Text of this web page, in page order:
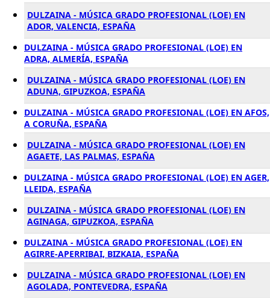
DULZAINA - MÚSICA GRADO PROFESIONAL (LOE) EN
ADOR, VALENCIA, ESPAÑA
DULZAINA - MÚSICA GRADO PROFESIONAL (LOE) EN
ADRA, ALMERÍA, ESPAÑA
DULZAINA - MÚSICA GRADO PROFESIONAL (LOE) EN
ADUNA, GIPUZKOA, ESPAÑA
DULZAINA - MÚSICA GRADO PROFESIONAL (LOE) EN AFOS,
A CORUÑA, ESPAÑA
DULZAINA - MÚSICA GRADO PROFESIONAL (LOE) EN
AGAETE, LAS PALMAS, ESPAÑA
DULZAINA - MÚSICA GRADO PROFESIONAL (LOE) EN AGER,
LLEIDA, ESPAÑA
DULZAINA - MÚSICA GRADO PROFESIONAL (LOE) EN
AGINAGA, GIPUZKOA, ESPAÑA
DULZAINA - MÚSICA GRADO PROFESIONAL (LOE) EN
AGIRRE-APERRIBAI, BIZKAIA, ESPAÑA
DULZAINA - MÚSICA GRADO PROFESIONAL (LOE) EN
AGOLADA, PONTEVEDRA, ESPAÑA